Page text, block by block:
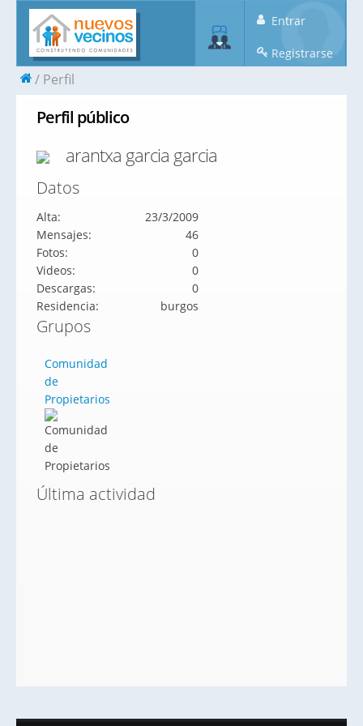
Entrar
Registrarse
Perfil
Perfil público
arantxa garcia garcia
Datos
Alta:
23/3/2009
Mensajes:
46
Fotos:
0
Videos:
0
Descargas:
0
Residencia:
burgos
Grupos
Comunidad
de
Propietarios
Última actividad